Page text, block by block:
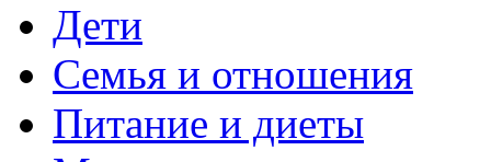
Дети
Семья и отношения
Питание и диеты